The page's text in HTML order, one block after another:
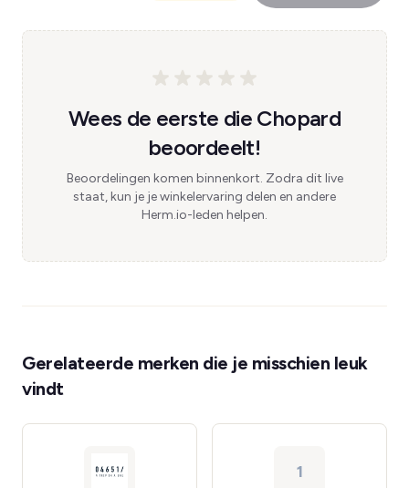
Wees de eerste die Chopard
beoordeelt!
Beoordelingen komen binnenkort. Zodra dit live
staat, kun je je winkelervaring delen en andere
Herm.io-leden helpen.
Gerelateerde merken die je misschien leuk
vindt
1